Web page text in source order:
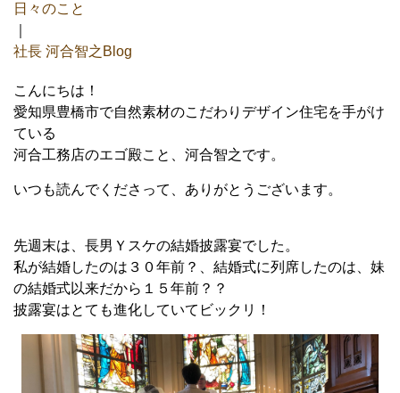
日々のこと
社長 河合智之Blog
こんにちは！
愛知県豊橋市で自然素材のこだわりデザイン住宅を手がけ
ている
河合工務店のエゴ殿こと、河合智之です。
いつも読んでくださって、ありがとうございます。
先週末は、長男Ｙスケの結婚披露宴でした。
私が結婚したのは３０年前？、結婚式に列席したのは、妹
の結婚式以来だから１５年前？？
披露宴はとても進化していてビックリ！